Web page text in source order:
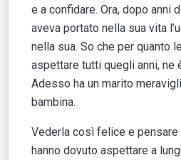
e a confidare. Ora, dopo anni
aveva portato nella sua vita
nella sua. So che per quanto
aspettare tutti quegli anni, ne
Adesso ha un marito
bambina.
Vederla così felice e pensare
hanno dovuto aspettare a